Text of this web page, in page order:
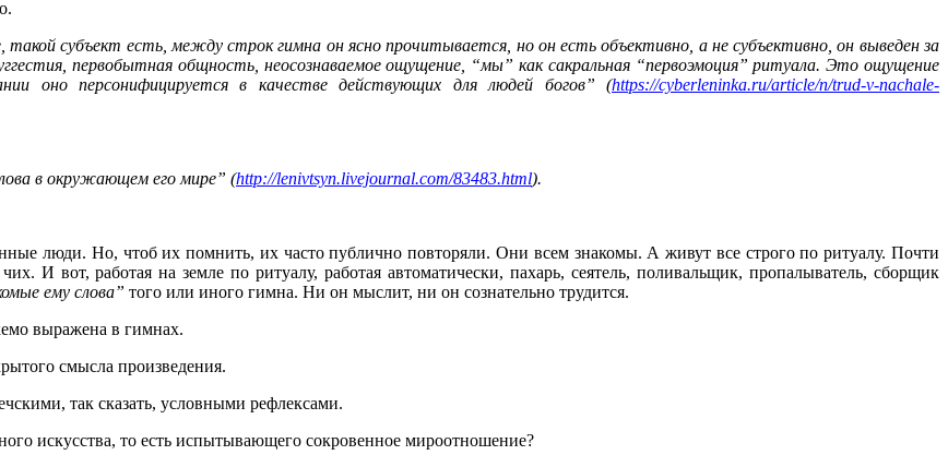
субъект есть, между строк гимна он ясно прочитывается, но он есть объективно, а не субъективно, он выведен за
первобытная общность, неосознаваемое ощущение, “мы” как сакральная “первоэмоция” ритуала. Это ощущение
оно персонифицируется в качестве действующих для людей богов” (https://cyberleninka.ru/article/n/trud-v-nachale-
в окружающем его мире” (http://lenivtsyn.livejournal.com/83483.html).
люди. Но, чтоб их помнить, их часто публично повторяли. Они всем знакомы. А живут все строго по ритуалу. Почти
И вот, работая на земле по ритуалу, работая автоматически, пахарь, сеятель, поливальщик, пропалыватель, сборщик
ему слова” того или иного гимна. Ни он мыслит, ни он сознательно трудится.
выражена в гимнах.
смысла произведения.
так сказать, условными рефлексами.
искусства, то есть испытывающего сокровенное мироотношение?